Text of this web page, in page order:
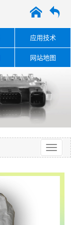
A O
应用技术
网站地图